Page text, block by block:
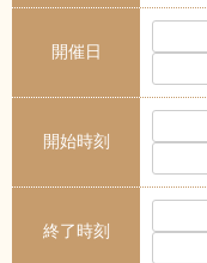
開催日
開始時刻
終了時刻